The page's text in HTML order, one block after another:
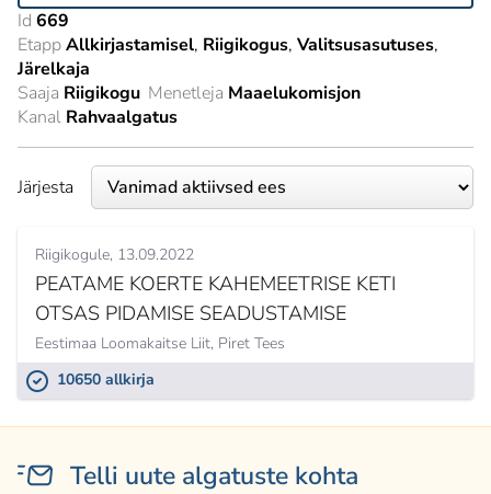
Id 669
EtappAllkirjastamisel Riigikogus Valitsusasutuses
Järelkaja
Saaja Riigikogu Menetleja Maaelukomisjon
Kanal Rahvaalgatus
Järjesta
Riigikogule 13.09.2022
PEATAME KOERTE KAHEMEETRISE KETI
OTSAS PIDAMISE SEADUSTAMISE
Eestimaa Loomakaitse Liit, Piret Tees
10650 allkirja
Telli uute algatuste kohta